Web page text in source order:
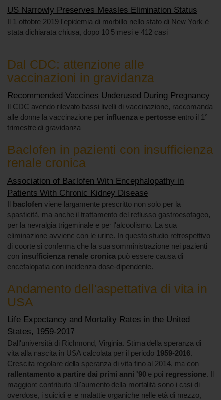
US Narrowly Preserves Measles Elimination Status
Il 1 ottobre 2019 l'epidemia di morbillo nello stato di New York è
stata dichiarata chiusa, dopo 10,5 mesi e 412 casi
Dal CDC: attenzione alle
vaccinazioni in gravidanza
Recommended Vaccines Underused During Pregnancy
Il CDC avendo rilevato bassi livelli di vaccinazione, raccomanda
alle donne la vaccinazione per influenza e pertosse entro il 1°
trimestre di gravidanza
Baclofen in pazienti con insufficienza
renale cronica
Association of Baclofen With Encephalopathy in
Patients With Chronic Kidney Disease
Il baclofen viene largamente prescritto non solo per la
spasticità, ma anche il trattamento del reflusso gastroesofageo,
per la nevralgia trigeminale e per l'alcoolismo. La sua
eliminazione avviene con le urine. In questo studio retrospettivo
di coorte si conferma che la sua somministrazione nei pazienti
con insufficienza renale cronica può essere causa di
encefalopatia con incidenza dose-dipendente.
Andamento dell'aspettativa di vita in
USA
Life Expectancy and Mortality Rates in the United
States, 1959-2017
Dall'università di Richmond, Virginia. Stima della speranza di
vita alla nascita in USA calcolata per il periodo 1959-2016.
Crescita regolare della speranza di vita fino al 2014, ma con
rallentamento a partire dai primi anni '90 e poi regressione. Il
maggiore contributo all'aumento della mortalità sono i casi di
overdose, i suicidi e le malattie organiche nelle età di mezzo,